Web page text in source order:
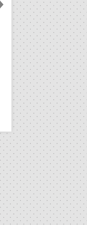
JOÃO VAREJÃO
CURSO
TREINADORES NA
Treinador português João
integrado na EHF Experts
preletores convidados pela
de Andebol, em Pitești,
de 400 treinadores.